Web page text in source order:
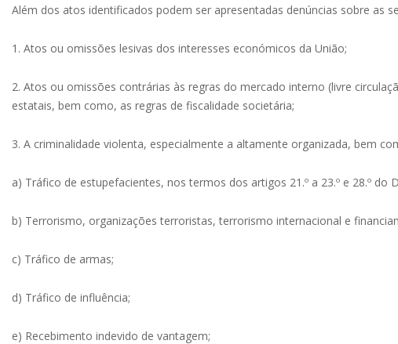
Além dos atos identificados podem ser apresentadas denúncias sobre as
1. Atos ou omissões lesivas dos interesses económicos da União;
2. Atos ou omissões contrárias às regras do mercado interno (livre
estatais, bem como, as regras de fiscalidade societária;
3. A criminalidade violenta, especialmente a altamente organizada, bem
a) Tráfico de estupefacientes, nos termos dos artigos 21.º a 23.º e 28.º
b) Terrorismo, organizações terroristas, terrorismo internacional e
c) Tráfico de armas;
d) Tráfico de influência;
e) Recebimento indevido de vantagem;